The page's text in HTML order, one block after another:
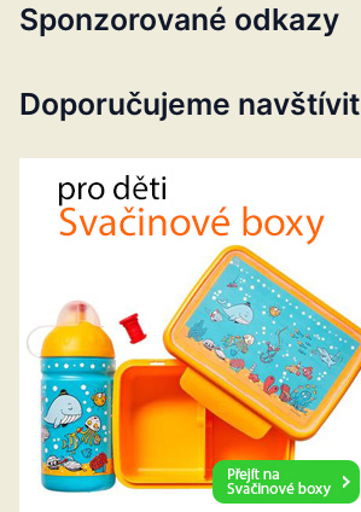
Sponzorované odkazy
Doporučujeme navštívit